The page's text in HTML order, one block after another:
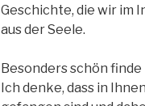
Geschichte, die wir im
aus der Seele.
Besonders schön finde
Ich denke, dass in